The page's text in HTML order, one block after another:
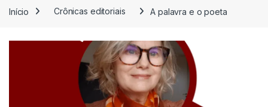
Início Crônicas editoriais A palavra e o poeta